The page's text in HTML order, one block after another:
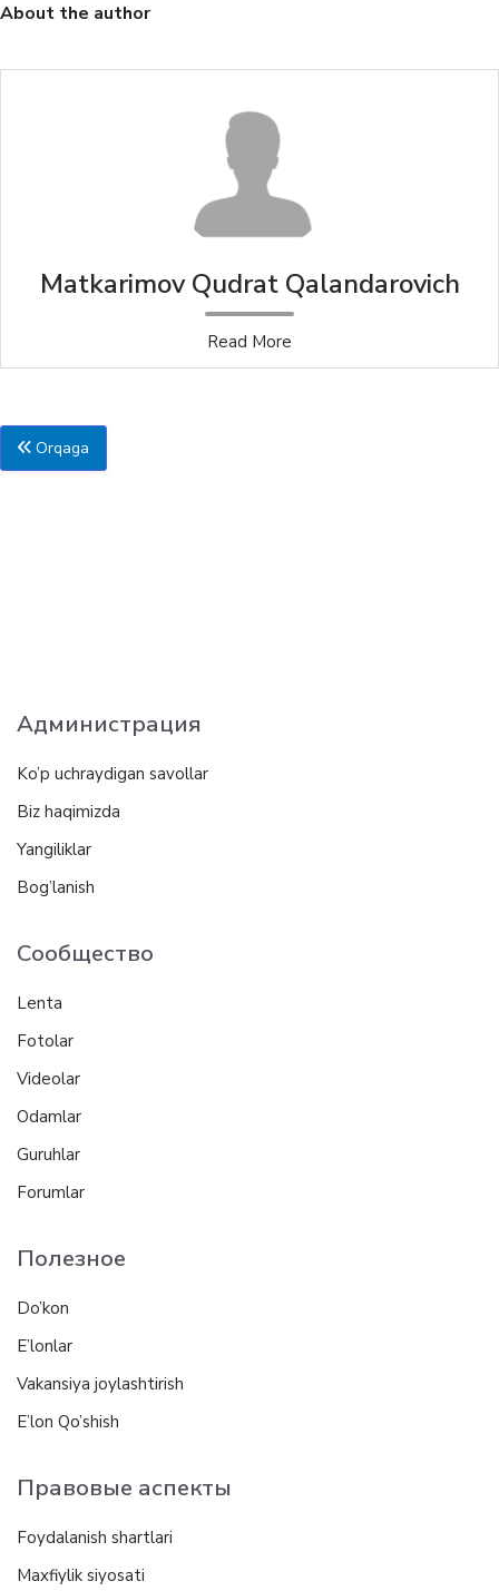
About the author
Matkarimov Qudrat Qalandarovich
Read More
Orqaga
Администрация
Ko’p uchraydigan savollar
Biz haqimizda
Yangiliklar
Bog’lanish
Сообщество
Lenta
Fotolar
Videolar
Odamlar
Guruhlar
Forumlar
Полезное
Do’kon
E’lonlar
Vakansiya joylashtirish
E’lon Qo’shish
Правовые аспекты
Foydalanish shartlari
Maxfiylik siyosati